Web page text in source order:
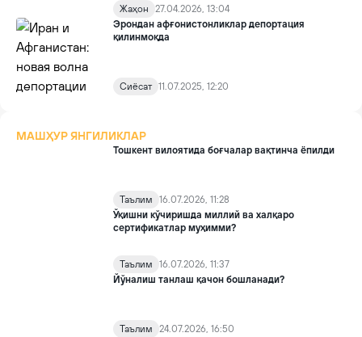
Жаҳон
27.04.2026, 13:04
Эрондан афғонистонликлар депортация
қилинмоқда
Сиёсат 11.07.2025, 12:20
МАШҲУР ЯНГИЛИКЛАР
Тошкент вилоятида боғчалар вақтинча ёпилди
Таълим
16.07.2026, 11:28
Ўқишни кўчиришда миллий ва халқаро
сертификатлар муҳимми?
Таълим
16.07.2026, 11:37
Йўналиш танлаш қачон бошланади?
Таълим
24.07.2026, 16:50